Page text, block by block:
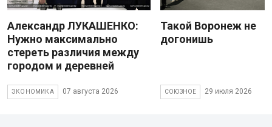
Александр ЛУКАШЕНКО:
Нужно максимально
стереть различия между
городом и деревней
ЭКОНОМИКА 07 августа 2026
Такой Воронеж не
догонишь
СОЮЗНОЕ 29 июля 2026